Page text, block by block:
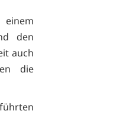
den
auch
die